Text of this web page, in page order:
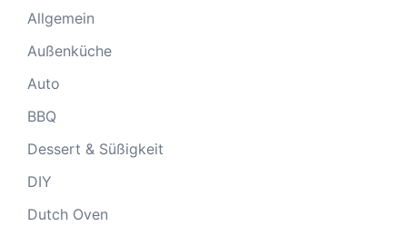
Allgemein
Außenküche
Auto
BBQ
Dessert & Süßigkeit
DIY
Dutch Oven